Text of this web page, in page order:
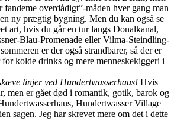
fandeme overdådigt”-måden hver gang man
ny prægtig bygning. Men du kan også se
art, hvis du går en tur langs Donalkanal,
Blau-Promenade eller Vilma-Steindling-
er der også strandbarer, så der er
for kolde drinks og mere menneskekiggeri i
linjer ved Hundertwasserhaus! Hvis
men er gået død i romantik, gotik, barok og
Hundertwasser Village
sagen. Jeg har skrevet mere om det i dette